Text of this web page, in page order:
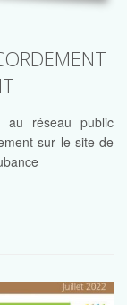
au réseau public
sur le site de